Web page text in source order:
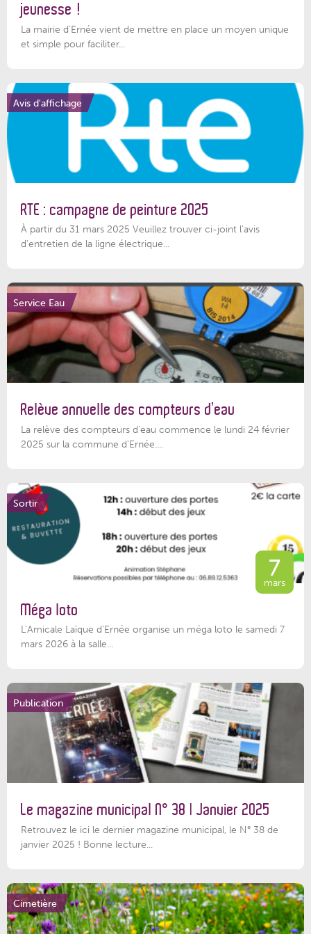
jeunesse !
La mairie d’Ernée vient de mettre en place un moyen unique
et simple pour faciliter...
Avis d'affichage
RTE : campagne de peinture 2025
À partir du 31 mars 2025 Veuillez trouver ci-joint l'avis
d'entretien de la ligne électrique...
Service Eau
Relève annuelle des compteurs d’eau
La relève des compteurs d'eau commence le lundi 24 février
2025 sur la commune d’Ernée....
Sortir
7
mars
Méga loto
L’Amicale Laïque d’Ernée organise un méga loto le samedi 7
mars 2026 à la salle...
Publication
Le magazine municipal N° 38 | Janvier 2025
Retrouvez le ici le dernier magazine municipal, le N° 38 de
janvier 2025 ! Bonne lecture...
Cimetière